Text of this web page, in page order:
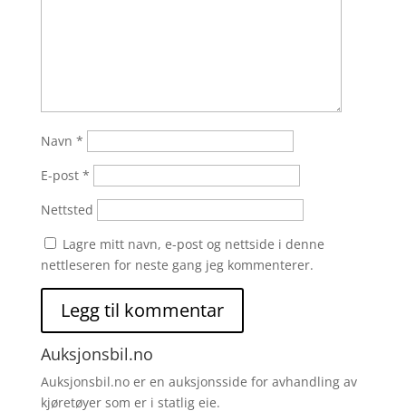
Navn *
E-post *
Nettsted
Lagre mitt navn, e-post og nettside i denne
nettleseren for neste gang jeg kommenterer.
Auksjonsbil.no
Auksjonsbil.no er en auksjonsside for avhandling av
kjøretøyer som er i statlig eie.